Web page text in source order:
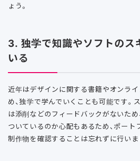
ょう。
3. 独学で知識やソフトのス
いる
近年はデザインに関する書籍やオンラ
め、独学で学んでいくことも可能です。
は添削などのフィードバックがないた
ついているのか心配もあるため、ポート
制作物を確認することは忘れずに行いま